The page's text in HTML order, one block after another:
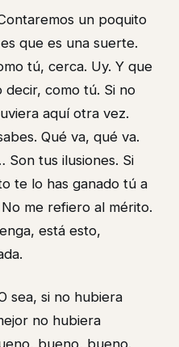
un poquito
que es una suerte.
tú, cerca. Uy. Y que
decir, como tú. Si no
aquí otra vez.
Qué va, qué va.
Son tus ilusiones. Si
te lo has ganado tú a
me refiero al mérito.
está esto,
sea, si no hubiera
no hubiera